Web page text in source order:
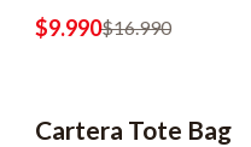
$9.990$16.990
-41% OFF
Cartera Tote Bag